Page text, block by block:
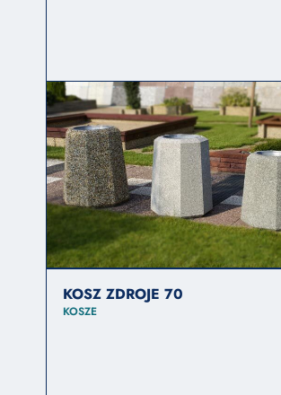
KOSZ ZDROJE 70
KOSZE